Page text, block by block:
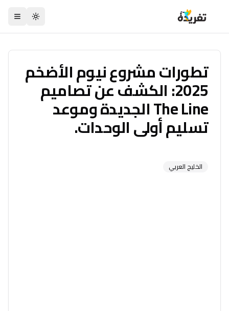
تبديل
تطورات مشروع نيوم الأضخم
2025: الكشف عن تصاميم
The Line الجديدة وموعد
تسليم أولى الوحدات.
الخليج العربي